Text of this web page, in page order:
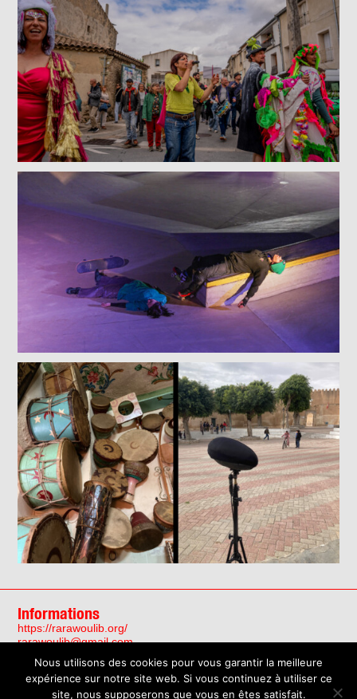
Informations
https://rarawoulib.org/
rarawoulib@gmail.com
Facebook
Instagram
Nous utilisons des cookies pour vous garantir la meilleure
expérience sur notre site web. Si vous continuez à utiliser ce
site, nous supposerons que vous en êtes satisfait.